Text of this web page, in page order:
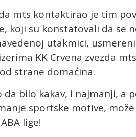
mts kontaktirao je tim
koji su konstatovali da se
utakmici,
KK Crvena zvezda
strane domaćina.
bilo kakav, i najmanji, a
sportske motive,
lige!